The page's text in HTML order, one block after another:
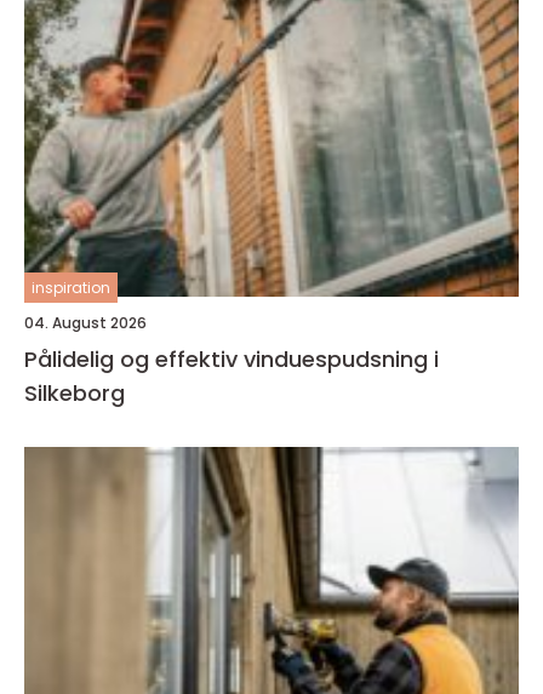
inspiration
04. August 2026
Pålidelig og effektiv vinduespudsning i
Silkeborg